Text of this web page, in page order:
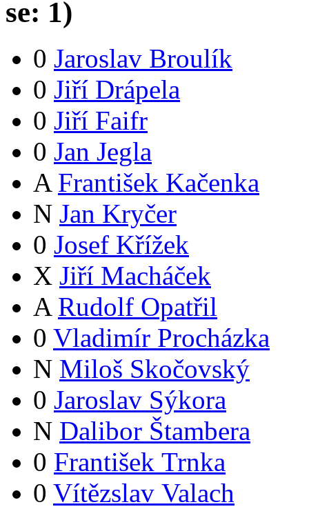
se: 1)
0 Jaroslav Broulík
0 Jiří Drápela
0 Jiří Faifr
0 Jan Jegla
A František Kačenka
N Jan Kryčer
0 Josef Křížek
X Jiří Macháček
A Rudolf Opatřil
0 Vladimír Procházka
N Miloš Skočovský
0 Jaroslav Sýkora
N Dalibor Štambera
0 František Trnka
0 Vítězslav Valach